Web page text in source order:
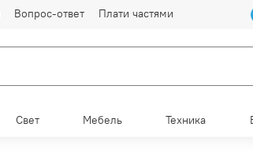
Вопрос-ответ Плати частями
Свет Мебель Техника